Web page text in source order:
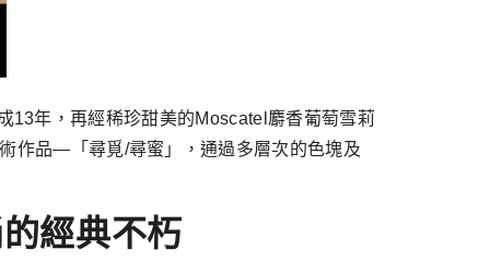
13年，再經稀珍甜美的Moscatel麝香葡萄雪莉
作品—「尋覓/尋蜜」，通過多層次的色塊及
經典不朽